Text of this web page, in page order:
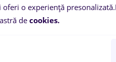
0
o experiență presonalizată.
de cookies.